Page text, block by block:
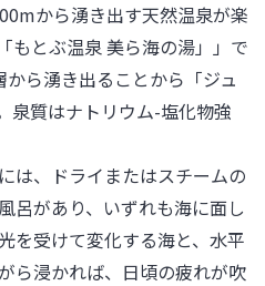
から湧き出す天然温泉が楽
もとぶ温泉 美ら海の湯」」で
ら湧き出ることから「ジュ
泉質はナトリウム-塩化物強
は、ドライまたはスチームの
呂があり、いずれも海に面し
を受けて変化する海と、水平
ら浸かれば、日頃の疲れが吹